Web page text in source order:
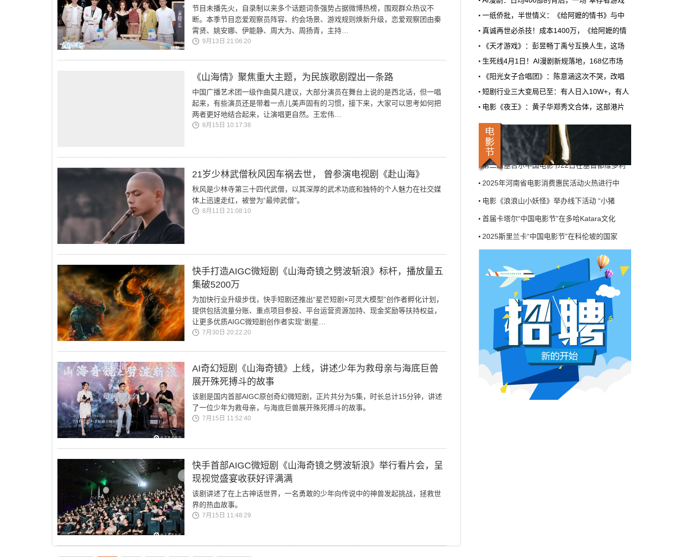
节目未播先火，自录制以来多个话题词条强势占据微博热榜，围观群众热议不
断。本季节目恋爱观察员阵容、约会场景、游戏规则焕新升级，恋爱观察团由秦
霄贤、姚安娜、伊能静、周大为、周扬青，主持…
9月13日 21:06:20
《山海情》聚焦重大主题，为民族歌剧蹚出一条路
中国广播艺术团一级作曲莫凡建议，大部分演员在舞台上说的是西北话，但一唱
起来，有些演员还是带着一点儿美声固有的习惯，接下来，大家可以思考如何把
两者更好地结合起来，让演唱更自然。王宏伟…
8月15日 10:17:38
21岁少林武僧秋风因车祸去世， 曾参演电视剧《赴山海》
秋风是少林寺第三十四代武僧，以其深厚的武术功底和独特的个人魅力在社交媒
体上迅速走红，被誉为“最帅武僧”。
8月11日 21:08:10
快手打造AIGC微短剧《山海奇镜之劈波斩浪》标杆，播放量五
集破5200万
为加快行业升级步伐，快手短剧还推出“星芒短剧×可灵大模型”创作者孵化计划，
提供包括流量分账、重点项目参投、平台运营资源加持、现金奖励等扶持权益，
让更多优质AIGC微短剧创作者实现“剧星…
7月30日 20:22:20
AI奇幻短剧《山海奇镜》上线，讲述少年为救母亲与海底巨兽
展开殊死搏斗的故事
该剧是国内首部AIGC原创奇幻微短剧，正片共分为5集，时长总计15分钟，讲述
了一位少年为救母亲，与海底巨兽展开殊死搏斗的故事。
7月15日 11:52:40
快手首部AIGC微短剧《山海奇镜之劈波斩浪》举行看片会，呈
现视觉盛宴收获好评满满
该剧讲述了在上古神话世界，一名勇敢的少年向传说中的神兽发起挑战，拯救世
界的热血故事。
7月15日 11:48:29
么？
5月31号，横店。63岁的周星驰穿着黑色夹克
出现在《食神2026》的开机现场。这部短剧改
编自他30年前的经典电影，竖屏拍摄，AI辅助
制作，成本400万。预计9月上线。
6月28日 9:25:00
短剧从业者在评论区集体破防。有人说"今年开
机率比去年腰斩"，有人说"演员片酬从日薪800
三天的东西，AI一天出八集，还比你好看…
本网原创
6月27日 10:01:00
9万块银幕，全年只卖400亿：电影院的
钱去哪了？
画，类型挺全。刘烨的《四渡》、皮克斯的
《玩具总动员5》、谢苗的《火遮眼》，该有的
牌都亮出来了。
6月27日 10:01:00
7万部AI短剧一夜下架，广电总局这次是
动真格的
6月24日，广电总局官网挂出了一份文件。没
有发布会，没有吹风会。就这么安安静静地，
把《微短剧发展管理办法（征求意见稿）》摆
到了所有人面前。
本网原创
6月26日 10:03:00
影视行业冷透了：167个人抢一个活，
顶流演员台上求工作
董子健领奖的时候说："我还是演员董子健，有
合适的角色可以找我，档期很空。"刘昊然在台
一纸侨批，半世情义：《给阿嬷的情书》与中
真诚再世必杀技！成本1400万，《给阿嬷的情
《天才游戏》：彭昱畅丁禹兮互换人生，这场
生死线4月1日！AI漫剧新规落地，168亿市场
《阳光女子合唱团》：陈意涵这次不哭，改唱
短剧行业三大变局已至：有人日入10W+，有人
电影《夜王》：黄子华郑秀文合体，这部港片
首届卡塔尔“中国电影节”在多哈Katara文化
2025斯里兰卡“中国电影节”在科伦坡的国家
第八届浙江国际青年电影周创投与你相约杭州
莫斯科国际电影周启幕——21国代表齐聚一堂
第二届塞舌尔中国电影节22日在塞首都维多利
2025年河南省电影消费惠民活动火热进行中
电影《浪浪山小妖怪》举办线下活动 “小猪
首届卡塔尔“中国电影节”在多哈Katara文化
2025斯里兰卡“中国电影节”在科伦坡的国家
第八届浙江国际青年电影周创投与你相约杭州
莫斯科国际电影周启幕——21国代表齐聚一堂
第二届塞舌尔中国电影节22日在塞首都维多利
2025年河南省电影消费惠民活动火热进行中
电影《浪浪山小妖怪》举办线下活动 “小猪